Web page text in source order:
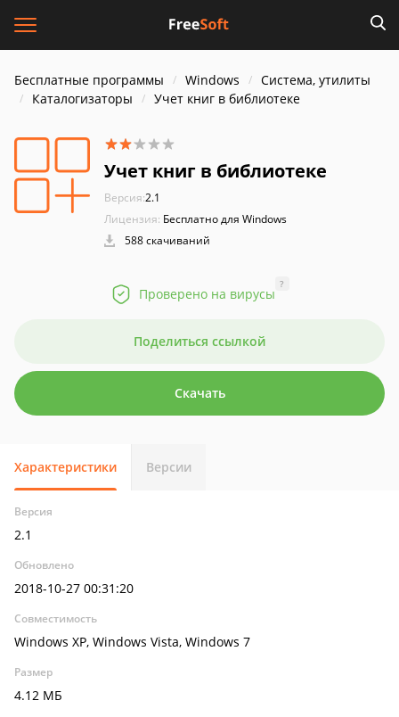
Бесплатные программы Windows
Система, утилиты
Каталогизаторы
Учет книг в библиотеке
Учет книг в библиотеке
Версия:2.1
Лицензия: Бесплатно для Windows
588 скачиваний
Проверено на вирусы
?
Поделиться ссылкой
Скачать
Характеристики Версии
Версия
2.1
Обновлено
2018-10-27 00:31:20
Совместимость
Windows XP, Windows Vista, Windows 7
Размер
4.12 МБ